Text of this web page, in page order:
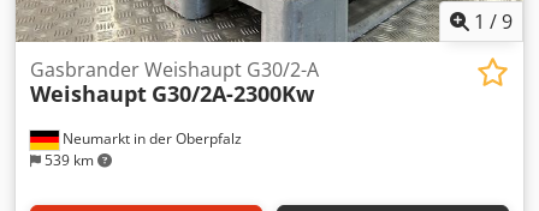
1 /9
Neumarkt in der Oberpfalz
539 km
Gasbrander Weishaupt G30/2-A
Weishaupt G30/2A-2300Kw